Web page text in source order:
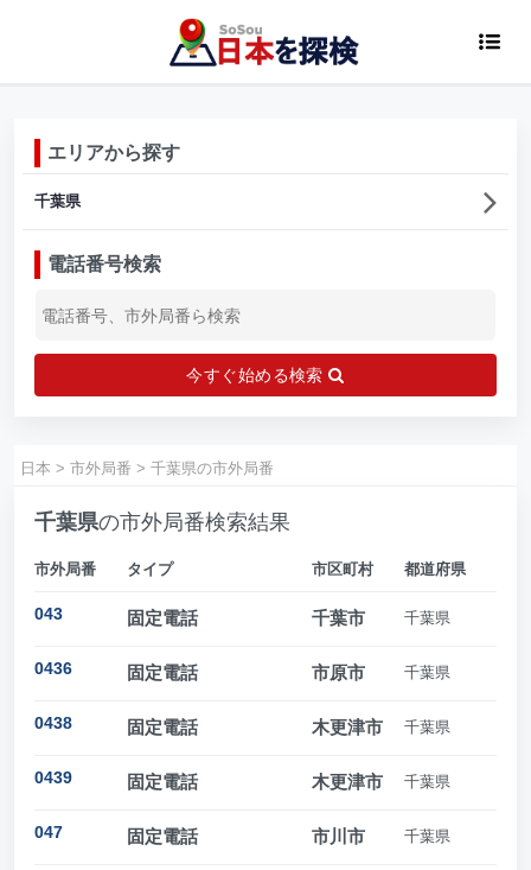
エリアから探す
千葉県
電話番号検索
今すぐ始める検索
日本 > 市外局番 > 千葉県の市外局番
千葉県の市外局番検索結果
市外局番 タイプ 市区町村 都道府県
043 固定電話 千葉市 千葉県
0436 固定電話 市原市 千葉県
0438 固定電話 木更津市 千葉県
0439 固定電話 木更津市 千葉県
047 固定電話 市川市 千葉県